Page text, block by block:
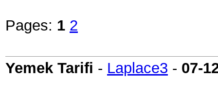
Pages: 1 2
Yemek Tarifi - Laplace3 - 07-